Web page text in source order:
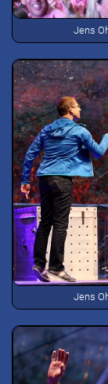
Jens
Jens